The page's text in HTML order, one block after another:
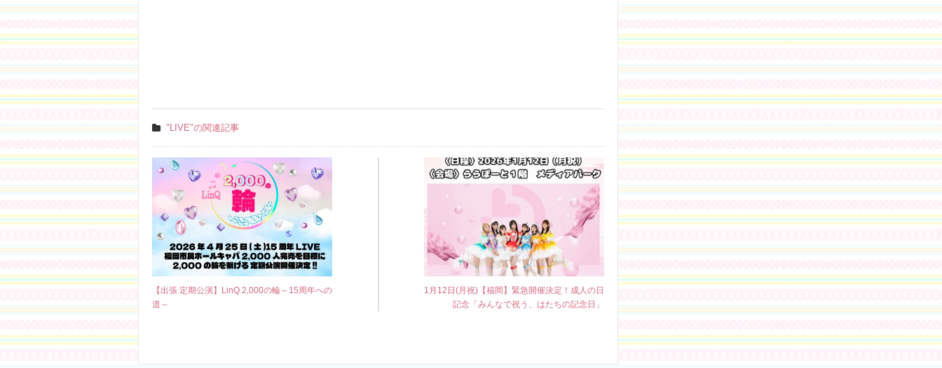
"LIVE"の関連記事
【出張 定期公演】LinQ 2,000の輪～15周年への
道～
1月12日(月祝)【福岡】緊急開催決定！成人の日
記念「みんなで祝う、はたちの記念日」